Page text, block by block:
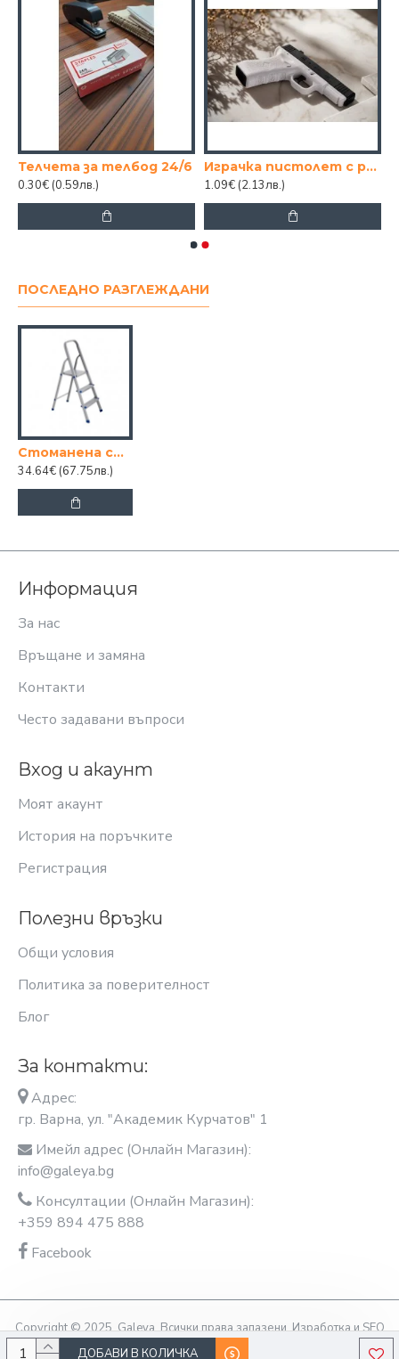
ДОБАВИ В КОЛИЧКА
Телчета за телбод 24/6
0.30€ (0.59лв.)
Играчка пистолет с реалистичен дизайн
1.09€ (2.13лв.)
ПОСЛЕДНО РАЗГЛЕЖДАНИ
Стоманена стълба 2+1
34.64€ (67.75лв.)
Информация
За нас
Връщане и замяна
Контакти
Често задавани въпроси
Вход и акаунт
Моят акаунт
История на поръчките
Регистрация
Полезни връзки
Общи условия
Политика за поверителност
Блог
За контакти:
Адрес:
гр. Варна, ул. "Академик Курчатов" 1
Имейл адрес (Онлайн Магазин):
info@galeya.bg
Консултации (Онлайн Магазин):
+359 894 475 888
Facebook
Copyright © 2025, Galeya, Всички права запазени. Изработка и SEO
оптимизация OptimiziraiMe.bg